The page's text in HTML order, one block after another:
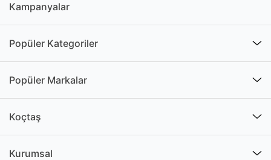
Kampanyalar
Popüler Kategoriler
Popüler Markalar
Koçtaş
Kurumsal